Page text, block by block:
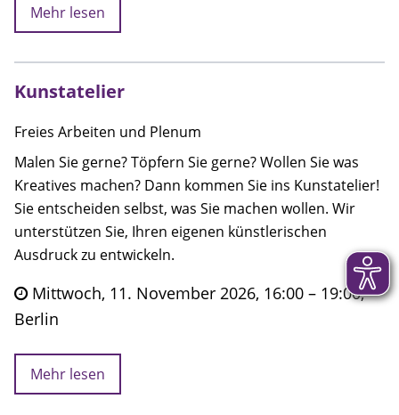
Mehr lesen
Kunstatelier
Freies Arbeiten und Plenum
Malen Sie gerne? Töpfern Sie gerne? Wollen Sie was
Kreatives machen? Dann kommen Sie ins Kunstatelier!
Sie entscheiden selbst, was Sie machen wollen. Wir
unterstützen Sie, Ihren eigenen künstlerischen
Ausdruck zu entwickeln.
Mittwoch, 11. November 2026, 16:00 – 19:00,
Berlin
Mehr lesen